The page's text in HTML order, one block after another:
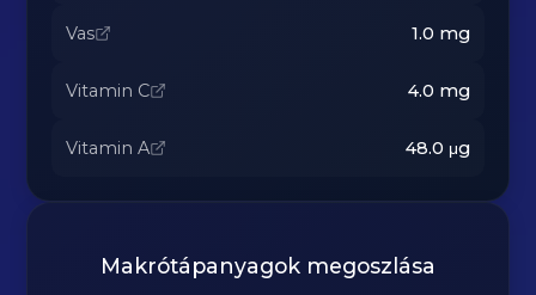
Vas 1.0 mg
Vitamin C 4.0 mg
Vitamin A 48.0 μg
Makrótápanyagok megoszlása